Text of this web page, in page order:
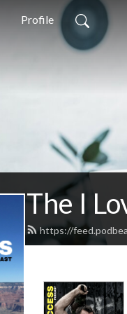
Profile
The I
https://